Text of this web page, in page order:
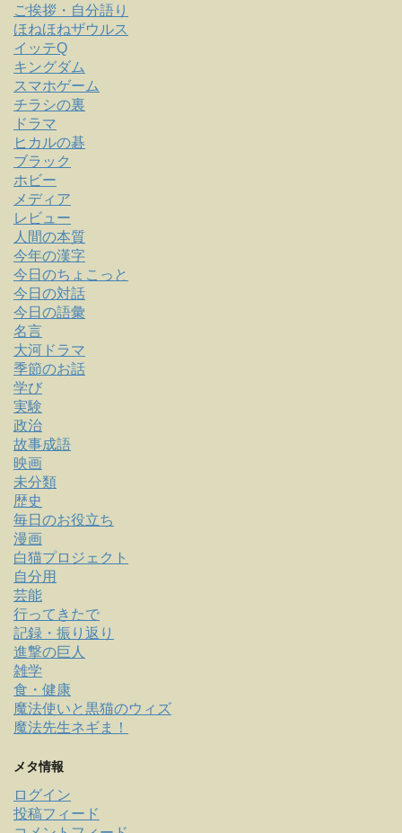
ご挨拶・自分語り
ほねほねザウルス
イッテQ
キングダム
スマホゲーム
チラシの裏
ドラマ
ヒカルの碁
ブラック
ホビー
メディア
レビュー
人間の本質
今年の漢字
今日のちょこっと
今日の対話
今日の語彙
名言
大河ドラマ
季節のお話
学び
実験
政治
故事成語
映画
未分類
歴史
毎日のお役立ち
漫画
白猫プロジェクト
自分用
芸能
行ってきたで
記録・振り返り
進撃の巨人
雑学
食・健康
魔法使いと黒猫のウィズ
魔法先生ネギま！
メタ情報
ログイン
投稿フィード